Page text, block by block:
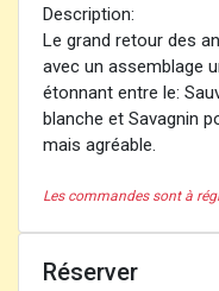
Description:
Le grand retour des
avec un assemblage
étonnant entre le:
blanche et Savagnin
mais agréable.
Les commandes sont à
Réserver